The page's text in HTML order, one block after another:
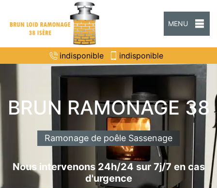
MENU
indisponible indisponible
BRUN RAMONAGE 38
Ramonage de poêle Sassenage
Nous intervenons 24h/24 sur 7j/7 en cas
d'urgence